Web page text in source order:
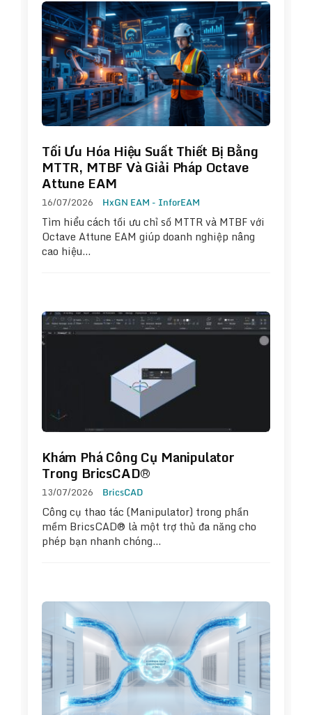
Tối Ưu Hóa Hiệu Suất Thiết Bị Bằng
MTTR, MTBF Và Giải Pháp Octave
Attune EAM
16/07/2026 HxGN EAM - InforEAM
Tìm hiểu cách tối ưu chỉ số MTTR và MTBF với
Octave Attune EAM giúp doanh nghiệp nâng
cao hiệu…
Khám Phá Công Cụ Manipulator
Trong BricsCAD®
13/07/2026 BricsCAD
Công cụ thao tác (Manipulator) trong phần
mềm BricsCAD® là một trợ thủ đa năng cho
phép bạn nhanh chóng…